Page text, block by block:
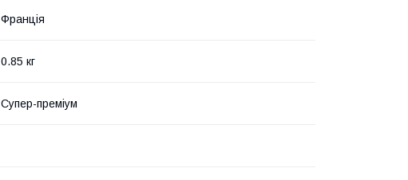
Франція
0.85 кг
Супер-преміум